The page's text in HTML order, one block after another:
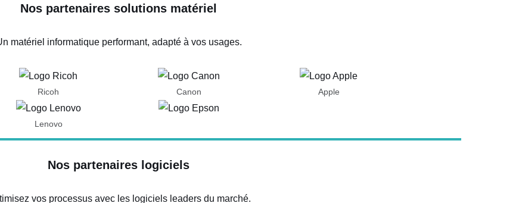
Nos partenaires solutions matériel
matériel informatique performant, adapté à vos usages.
Ricoh
Lenovo
Canon Apple
Nos partenaires logiciels
vos processus avec les logiciels leaders du marché.